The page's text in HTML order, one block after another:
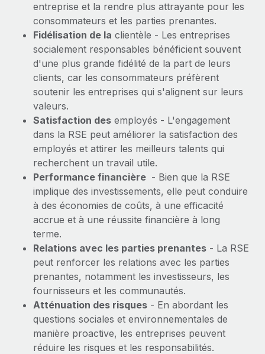
entreprise et la rendre plus attrayante pour les
consommateurs et les parties prenantes.
Fidélisation de la clientèle - Les entreprises
socialement responsables bénéficient souvent
d'une plus grande fidélité de la part de leurs
clients, car les consommateurs préfèrent
soutenir les entreprises qui s'alignent sur leurs
valeurs.
Satisfaction des employés - L'engagement
dans la RSE peut améliorer la satisfaction des
employés et attirer les meilleurs talents qui
recherchent un travail utile.
Performance financière - Bien que la RSE
implique des investissements, elle peut conduire
à des économies de coûts, à une efficacité
accrue et à une réussite financière à long
terme.
Relations avec les parties prenantes - La RSE
peut renforcer les relations avec les parties
prenantes, notamment les investisseurs, les
fournisseurs et les communautés.
Atténuation des risques - En abordant les
questions sociales et environnementales de
manière proactive, les entreprises peuvent
réduire les risques et les responsabilités.